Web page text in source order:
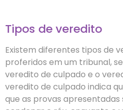
Tipos de veredito
Existem diferentes tipos de
proferidos em um tribunal,
veredito de culpado e o
veredito de culpado indica
que as provas